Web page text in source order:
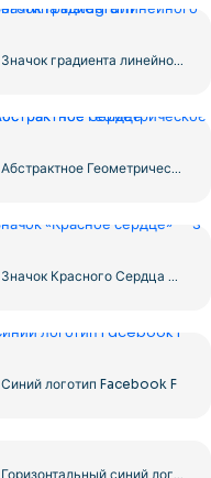
Значок градиента линейного логотипа Instagram
Абстрактное Геометрическое Абстрактное Сердце
Значок Красного Сердца – 3
Синий логотип Facebook F
Горизонтальный синий логотип Facebook